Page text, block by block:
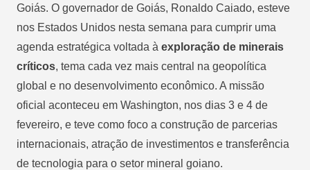
Goiás. O governador de Goiás, Ronaldo Caiado, esteve
nos Estados Unidos nesta semana para cumprir uma
agenda estratégica voltada à exploração de minerais
críticos, tema cada vez mais central na geopolítica
global e no desenvolvimento econômico. A missão
oficial aconteceu em Washington, nos dias 3 e 4 de
fevereiro, e teve como foco a construção de parcerias
internacionais, atração de investimentos e transferência
de tecnologia para o setor mineral goiano.